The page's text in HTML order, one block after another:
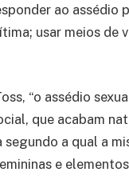
ao assédio
usar meios de
“o assédio
que acabam
segundo a qual a
e